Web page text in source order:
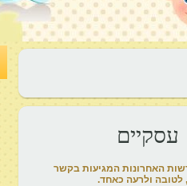
האחרונות המגיעות בקשר
לטובה ולרעה כאחד.